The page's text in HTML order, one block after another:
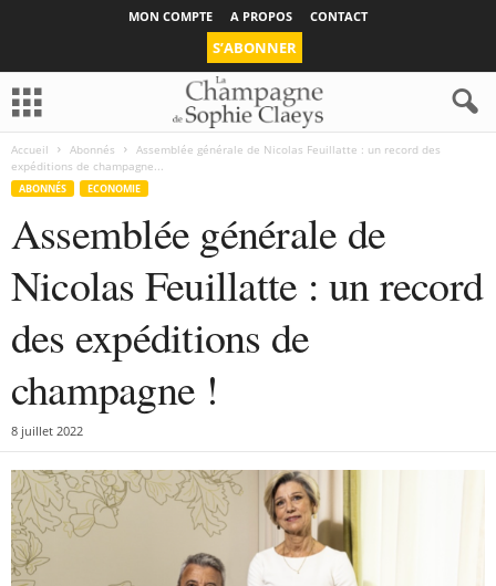
MON COMPTE A PROPOS CONTACT
S’ABONNER
Accueil Abonnés
Assemblée générale de Nicolas Feuillatte : un record des
expéditions de champagne...
ABONNÉS ECONOMIE
Assemblée générale de
Nicolas Feuillatte : un record
des expéditions de
champagne !
8 juillet 2022